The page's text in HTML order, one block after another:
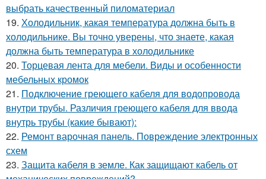
выбрать качественный пиломатериал
19. Холодильник, какая температура должна быть в
холодильнике. Вы точно уверены, что знаете, какая
должна быть температура в холодильнике
20. Торцевая лента для мебели. Виды и особенности
мебельных кромок
21. Подключение греющего кабеля для водопровода
внутри трубы. Различия греющего кабеля для ввода
внутрь трубы (какие бывают):
22. Ремонт варочная панель. Повреждение электронных
схем
23. Защита кабеля в земле. Как защищают кабель от